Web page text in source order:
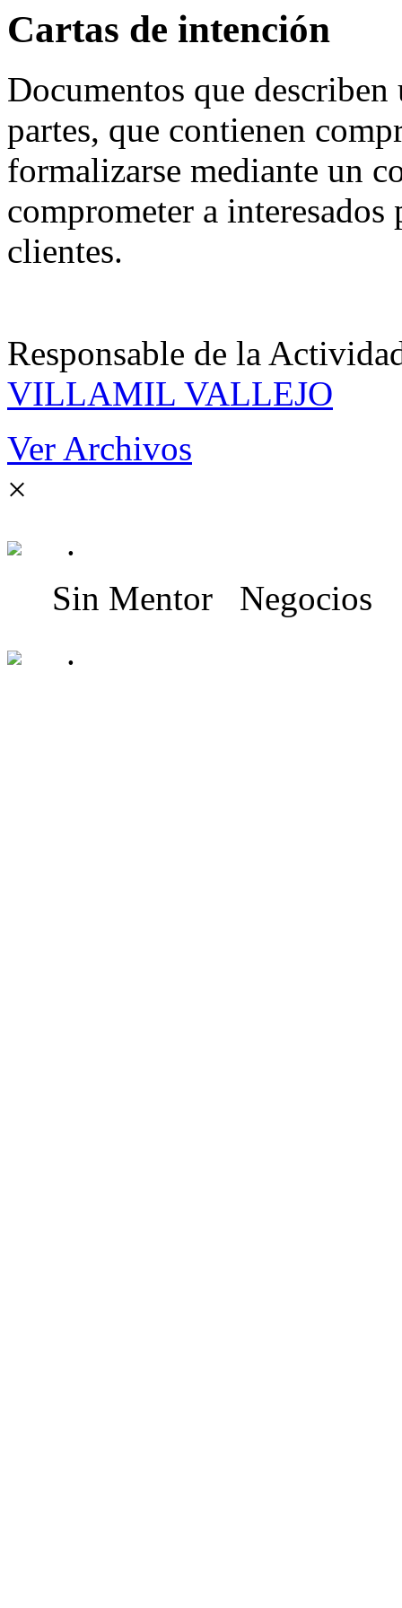
Cartas de intención
Documentos que
partes, que contienen
formalizarse mediante un
comprometer a interesados
clientes.
Responsable de la
VILLAMIL VALLEJO
Ver Archivos
×
.
Sin Mentor Negocios
.